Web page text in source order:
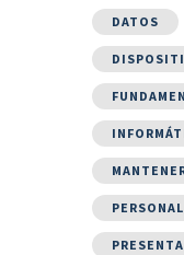
DATOS
PERSONAL